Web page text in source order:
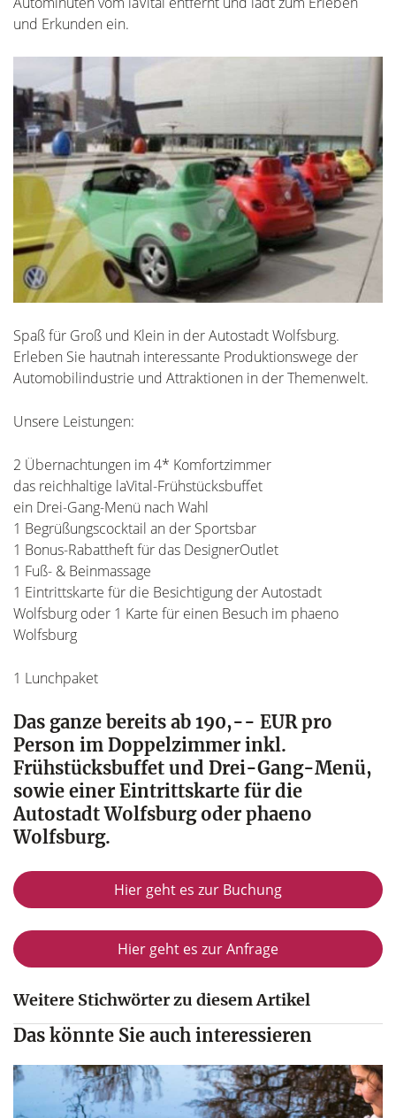
und Erkunden ein.
Spaß für Groß und Klein in der Autostadt Wolfsburg.
Erleben Sie hautnah interessante Produktionswege der
Automobilindustrie und Attraktionen in der Themenwelt.
Unsere Leistungen:
2 Übernachtungen im 4* Komfortzimmer
das reichhaltige laVital-Frühstücksbuffet
ein Drei-Gang-Menü nach Wahl
1 Begrüßungscocktail an der Sportsbar
1 Bonus-Rabattheft für das DesignerOutlet
1 Fuß- & Beinmassage
1 Eintrittskarte für die Besichtigung der Autostadt
Wolfsburg oder 1 Karte für einen Besuch im phaeno
Wolfsburg
1 Lunchpaket
Das ganze bereits ab 190,-- EUR pro
Person im Doppelzimmer inkl.
Frühstücksbuffet und Drei-Gang-Menü,
sowie einer Eintrittskarte für die
Autostadt Wolfsburg oder phaeno
Wolfsburg.
Hier geht es zur Buchung
Hier geht es zur Anfrage
Weitere Stichwörter zu diesem Artikel
Das könnte Sie auch interessieren